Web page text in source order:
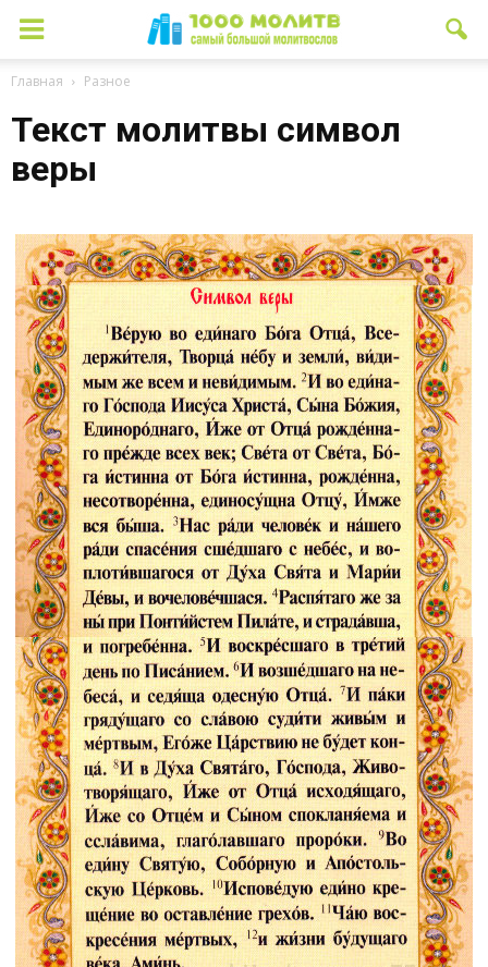
Главная Разное
Текст молитвы символ
веры